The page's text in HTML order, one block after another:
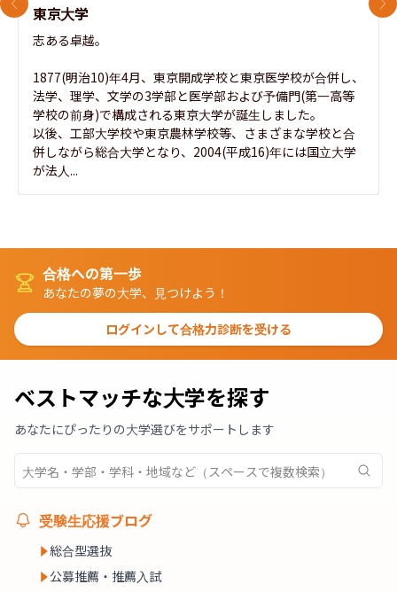
東京大学
志ある卓越。
1877(明治10)年4月、東京開成学校と東京医学校が合併し、
法学、理学、文学の3学部と医学部および予備門(第一高等
学校の前身)で構成される東京大学が誕生しました。
以後、工部大学校や東京農林学校等、さまざまな学校と合
併しながら総合大学となり、2004(平成16)年には国立大学
が法人...
前のスライド 次
合格への第一歩
あなたの夢の大学、見つけよう！
ログインして合格力診断を受ける
ベストマッチな大学を探す
あなたにぴったりの大学選びをサポートします
受験生応援ブログ
総合型選抜
公募推薦・推薦入試